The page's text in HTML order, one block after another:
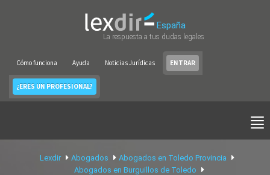
España
La respuesta a tus dudas legales
Cómo funciona Ayuda Noticias Jurídicas ENTRAR
¿ERES UN PROFESIONAL?
Lexdir Abogados
Abogados en Toledo Provincia
Abogados en Burguillos de Toledo